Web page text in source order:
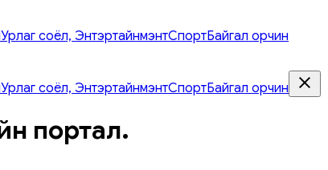
Урлаг соёл, ЭнтэртайнмэнтСпортБайгал орчин
Урлаг соёл, ЭнтэртайнмэнтСпортБайгал орчин
портал.